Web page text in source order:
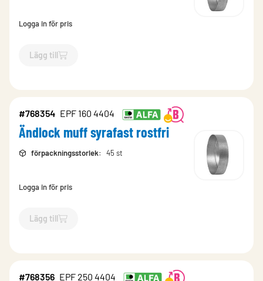
Logga in för pris
Lägg till
`$Lägg till
#768354 EPF 160 4404
Ändlock muff syrafast rostfri
förpackningsstorlek: 45 st
Logga in för pris
Lägg till
`$Lägg till
#768356 EPF 250 4404